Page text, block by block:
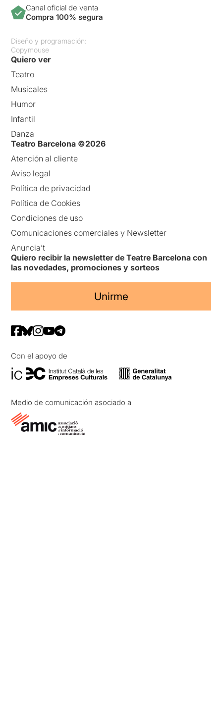
Canal oficial de venta
Compra 100% segura
Diseño y programación:
Copymouse
Quiero ver
Teatro
Musicales
Humor
Infantil
Danza
Teatro Barcelona ©2026
Atención al cliente
Aviso legal
Política de privacidad
Política de Cookies
Condiciones de uso
Comunicaciones comerciales y Newsletter
Anuncia’t
Quiero recibir la newsletter de Teatre Barcelona con
las novedades, promociones y sorteos
Unirme
Con el apoyo de
Medio de comunicación asociado a